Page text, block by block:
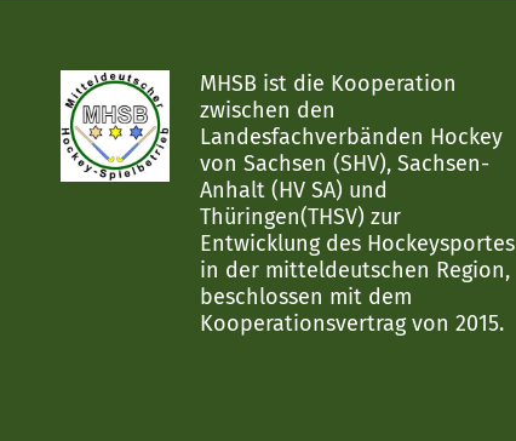
MHSB ist die Kooperation
zwischen den
Landesfachverbänden Hockey
von Sachsen (SHV), Sachsen-
Anhalt (HV SA) und
Thüringen(THSV) zur
Entwicklung des Hockeysportes
in der mitteldeutschen Region,
beschlossen mit dem
Kooperationsvertrag von 2015.